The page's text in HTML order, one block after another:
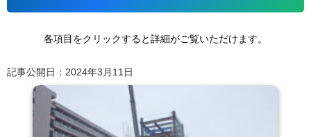
各項目をクリックすると詳細がご覧いただけます。
記事公開日：2024年3月11日